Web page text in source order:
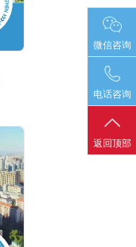
微信咨询
电话咨询
返回顶部